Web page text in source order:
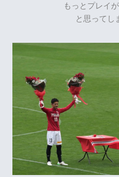
もっとプレイ
と思ってし